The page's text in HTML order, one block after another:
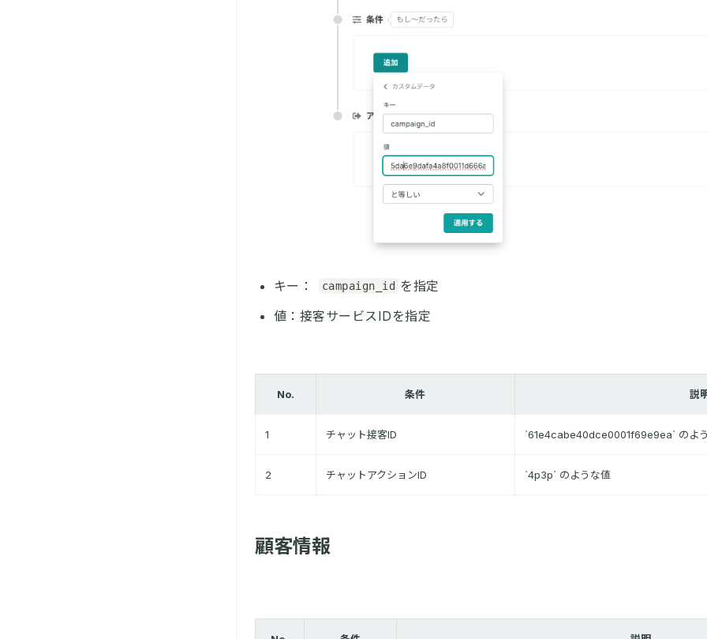
キー： campaign_id
を指定
値：接客サービスIDを指定
No. 条件 説
1 チャット接客ID `61e4cabe40dce0001f69e9ea` のよ
2 チャットアクションID `4p3p` のような値
顧客情報